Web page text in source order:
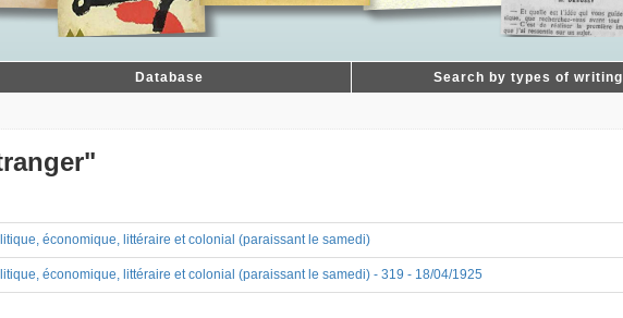
Database Search by types of writing
économique, littéraire et colonial (paraissant le samedi)
économique, littéraire et colonial (paraissant le samedi) - 319 - 18/04/1925